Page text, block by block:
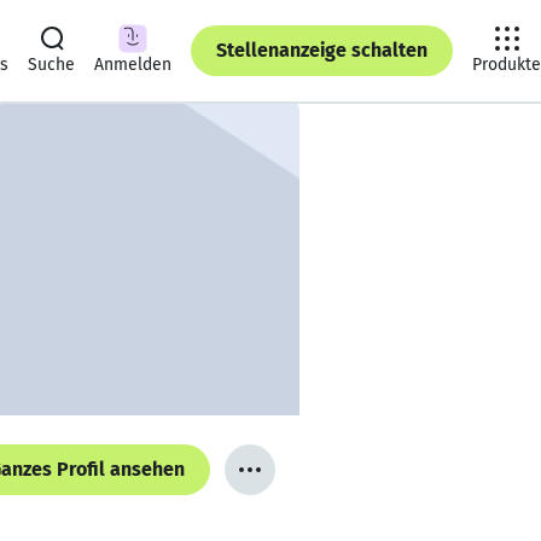
Suche Anmelden
Stellenanzeige schalten
Produkte
Profil ansehen